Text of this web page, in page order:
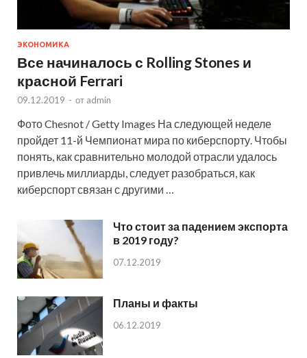
ЭКОНОМИКА
Все начиналось с Rolling Stones и
красной Ferrari
09.12.2019 - от admin
Фото Chesnot / Getty Images На следующей неделе
пройдет 11-й Чемпионат мира по киберспорту. Чтобы
понять, как сравнительно молодой отрасли удалось
привлечь миллиарды, следует разобраться, как
киберспорт связан с другими …
Что стоит за падением экспорта
в 2019 году?
07.12.2019
Планы и факты
06.12.2019